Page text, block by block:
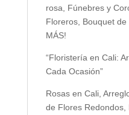
rosa, Fúnebres y
Floreros, Bouquet de
MÁS!
“Floristería en Cali:
Cada Ocasión”
Rosas en Cali,
de Flores Redondos,